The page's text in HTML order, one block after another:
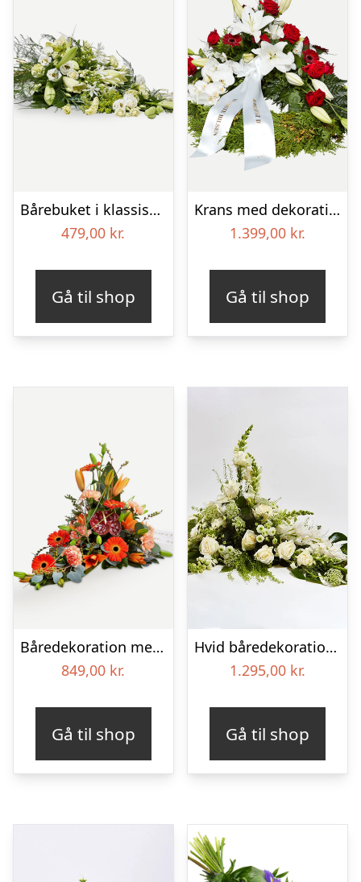
Bårebuket i klassisk stil – hvid
479,00 kr.
Gå til shop
Krans med dekoration i klassisk stil – rød og hvid – med bånd
1.399,00 kr.
Gå til shop
Båredekoration med bånd
849,00 kr.
Gå til shop
Hvid båredekoration – Blomster til begravelse
1.295,00 kr.
Gå til shop